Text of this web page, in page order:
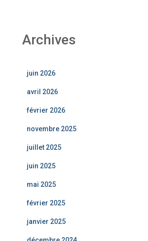
Archives
juin 2026
avril 2026
février 2026
novembre 2025
juillet 2025
juin 2025
mai 2025
février 2025
janvier 2025